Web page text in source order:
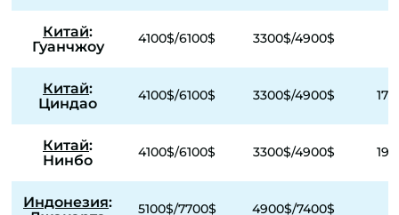
Китай:
Гуанчжоу
4100$/6100$ 3300$/4900$
Китай:
Циндао
4100$/6100$ 3300$/4900$
Китай:
Нинбо
4100$/6100$ 3300$/4900$
Индонезия:
5100$/7700$ 4900$/7400$